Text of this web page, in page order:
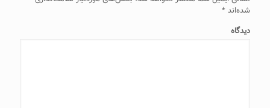
شده‌اند *
دیدگاه